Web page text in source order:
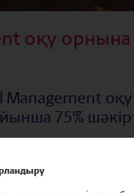
оқу
75%